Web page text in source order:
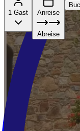
1 Gast Anreise
Abreise